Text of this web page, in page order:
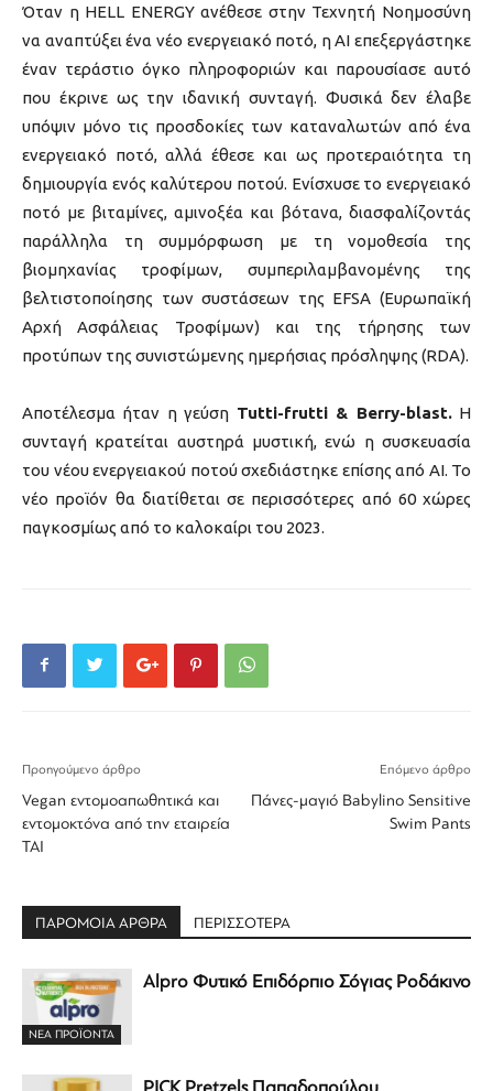
Όταν η HELL ENERGY ανέθεσε στην Τεχνητή Νοημοσύνη
να αναπτύξει ένα νέο ενεργειακό ποτό, η AI επεξεργάστηκε
έναν τεράστιο όγκο πληροφοριών και παρουσίασε αυτό
που έκρινε ως την ιδανική συνταγή. Φυσικά δεν έλαβε
υπόψιν μόνο τις προσδοκίες των καταναλωτών από ένα
ενεργειακό ποτό, αλλά έθεσε και ως προτεραιότητα τη
δημιουργία ενός καλύτερου ποτού. Ενίσχυσε το ενεργειακό
ποτό με βιταμίνες, αμινοξέα και βότανα, διασφαλίζοντάς
παράλληλα τη συμμόρφωση με τη νομοθεσία της
βιομηχανίας τροφίμων, συμπεριλαμβανομένης της
βελτιστοποίησης των συστάσεων της EFSA (Ευρωπαϊκή
Αρχή Ασφάλειας Τροφίμων) και της τήρησης των
προτύπων της συνιστώμενης ημερήσιας πρόσληψης (RDA).
Αποτέλεσμα ήταν η γεύση Tutti-frutti & Berry-blast.Η
συνταγή κρατείται αυστηρά μυστική, ενώ η συσκευασία
του νέου ενεργειακού ποτού σχεδιάστηκε επίσης από ΑΙ. Το
νέο προϊόν θα διατίθεται σε περισσότερες από 60 χώρες
παγκοσμίως από το καλοκαίρι του 2023.
Προηγούμενο άρθρο
Vegan εντομοαπωθητικά και
εντομοκτόνα από την εταιρεία
TAI
Επόμενο άρθρο
Πάνες-μαγιό Babylino Sensitive
Swim Pants
ΠΑΡΟΜΟΙΑ ΑΡΘΡΑ ΠΕΡΙΣΣΟΤΕΡΑ
ΝΕΑ ΠΡΟΪΟΝΤΑ
Alpro Φυτικό Επιδόρπιο Σόγιας Ροδάκινο